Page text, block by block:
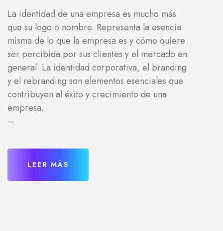
La identidad de una empresa es mucho más
que su logo o nombre. Representa la esencia
misma de lo que la empresa es y cómo quiere
ser percibida por sus clientes y el mercado en
general. La identidad corporativa, el branding
y el rebranding son elementos esenciales que
contribuyen al éxito y crecimiento de una
empresa.
–
LEER MÁS